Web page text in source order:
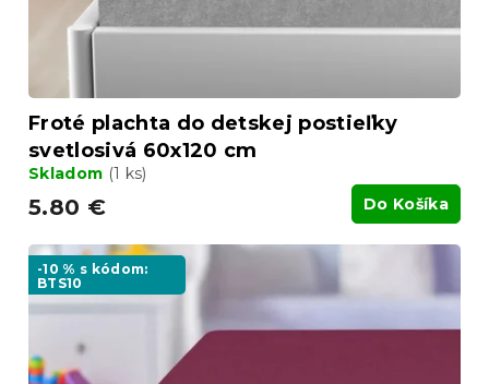
Froté plachta do detskej postieľky
svetlosivá 60x120 cm
Skladom (1 ks)
5.80 € Do Košíka
-10 % s kódom:
BTS10